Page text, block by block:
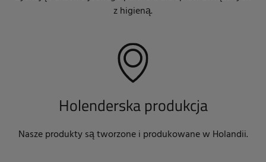
z higieną.
Holenderska produkcja
Nasze produkty są tworzone i produkowane w Holandii.